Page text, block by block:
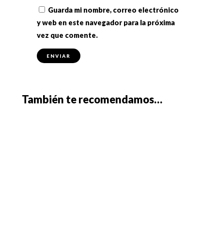
Guarda mi nombre, correo electrónico
y web en este navegador para la próxima
vez que comente.
También te recomendamos…